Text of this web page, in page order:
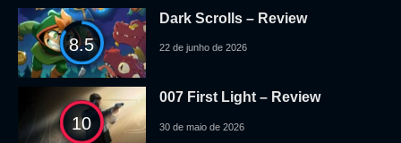
8.5
Dark Scrolls – Review
22 de junho de 2026
10
007 First Light – Review
30 de maio de 2026